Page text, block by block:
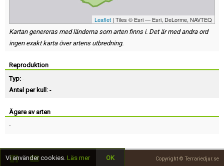
Leaflet | Tiles © Esri — Esri, DeLorme, NAVTEQ
Kartan genereras med länderna som arten finns i. Det är med andra ord
ingen exakt karta över artens utbredning.
Reproduktion
Typ: -
Antal per kull: -
Ägare av arten
-
Copyright © Terrariedjur.se
Vi använder cookies. Läs mer OK